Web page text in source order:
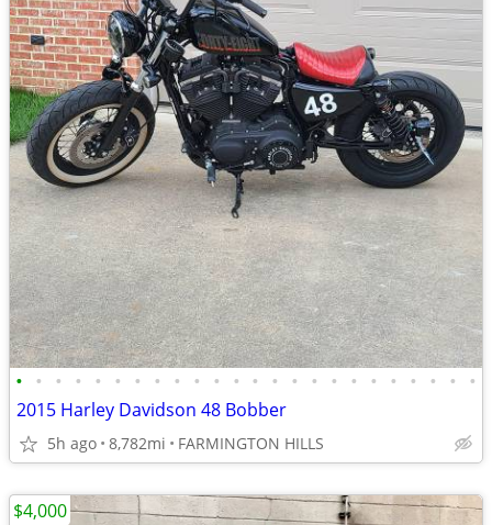
• • • • • • • • • • • • • • • • • • • • • • • •
2015 Harley Davidson 48 Bobber
5h ago 8,782mi FARMINGTON HILLS
$4,000